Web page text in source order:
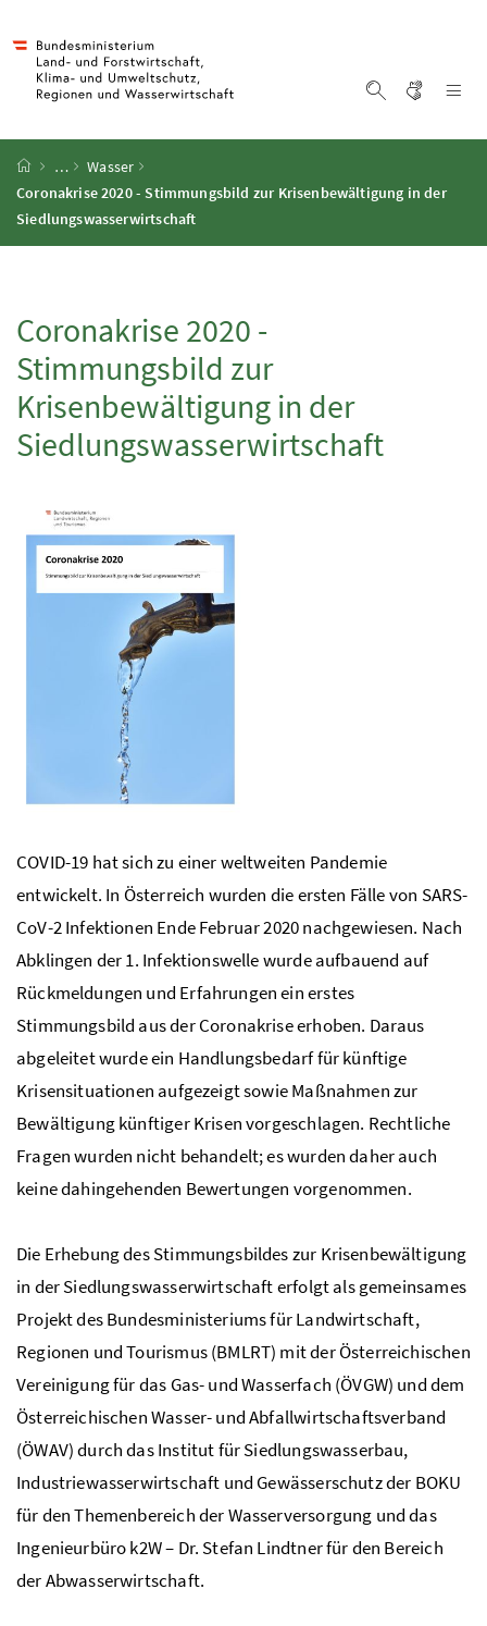
Startseite
…
Wasser
Coronakrise 2020 - Stimmungsbild zur Krisenbewältigung in der
Siedlungswasserwirtschaft
Coronakrise 2020 -
Stimmungsbild zur
Krisenbewältigung in der
Siedlungswasserwirtschaft
COVID-19 hat sich zu einer weltweiten Pandemie
entwickelt. In Österreich wurden die ersten Fälle von SARS-
CoV-2Infektionen Ende Februar 2020 nachgewiesen. Nach
Abklingen der 1. Infektionswelle wurde aufbauend auf
Rückmeldungen und Erfahrungen ein erstes
Stimmungsbild aus der Coronakrise erhoben. Daraus
abgeleitet wurde ein Handlungsbedarf für künftige
Krisensituationen aufgezeigt sowie Maßnahmen zur
Bewältigung künftiger Krisen vorgeschlagen. Rechtliche
Fragen wurden nicht behandelt; es wurden daher auch
keine dahingehenden Bewertungen vorgenommen.
Die Erhebung des Stimmungsbildes zur Krisenbewältigung
in der Siedlungswasserwirtschaft erfolgt als gemeinsames
Projekt des Bundesministeriums für Landwirtschaft,
Regionen und Tourismus (BMLRT) mit der Österreichischen
Vereinigung für das Gas- und Wasserfach (ÖVGW) und dem
Österreichischen Wasser- und Abfallwirtschaftsverband
(ÖWAV) durch das Institut für Siedlungswasserbau,
Industriewasserwirtschaft und Gewässerschutz der BOKU
für den Themenbereich der Wasserversorgung und das
Ingenieurbüro k2W – Dr. Stefan Lindtner für den Bereich
der Abwasserwirtschaft.